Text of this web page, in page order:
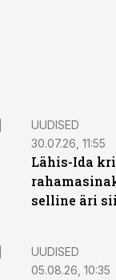
UUDISED
30.07.26, 11:55
Lähis-Ida
selline äri
UUDISED
05.08.26, 10:35